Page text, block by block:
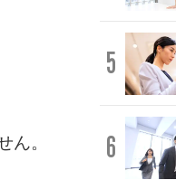
ん。
5
6